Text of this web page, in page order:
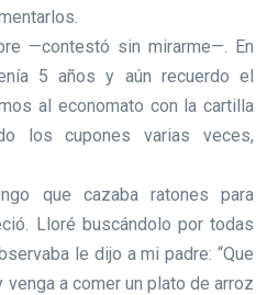
—contestó sin mirarme—. En
5 años y aún recuerdo el
al economato con la cartilla
los cupones varias veces,
que cazaba ratones para
Lloré buscándolo por todas
le dijo a mi padre: “Que
a comer un plato de arroz